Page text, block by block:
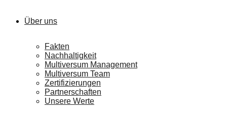
Über uns
Fakten
Nachhaltigkeit
Multiversum Management
Multiversum Team
Zertifizierungen
Partnerschaften
Unsere Werte